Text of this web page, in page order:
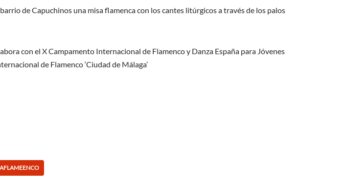
de Capuchinos una misa flamenca con los cantes litúrgicos a través de los palos
con el X Campamento Internacional de Flamenco y Danza España para Jóvenes
de Flamenco ‘Ciudad de Málaga’